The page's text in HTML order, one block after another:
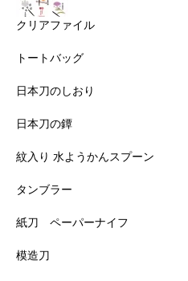
クリアファイル
トートバッグ
日本刀のしおり
日本刀の鐔
紋入り 水ようかんスプーン
タンブラー
紙刀 ペーパーナイフ
模造刀